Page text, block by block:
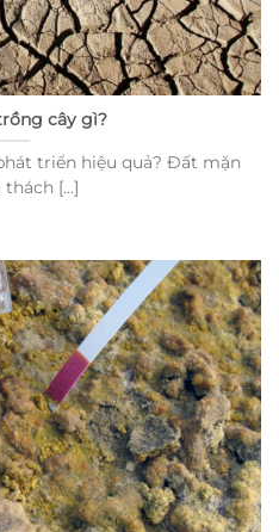
cây gì?
triển hiệu quả? Đất mặn
[...]